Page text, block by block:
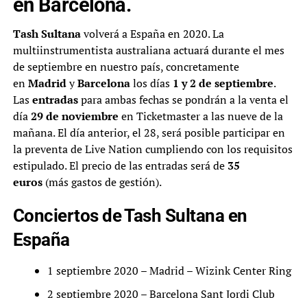
en Barcelona.
Tash Sultanavolverá a España en 2020. La
multiinstrumentista australiana actuará durante el mes
de septiembre en nuestro país, concretamente
enMadridyBarcelonalos días 1 y 2 de septiembre.
Lasentradaspara ambas fechas se pondrán a la venta el
día29 de noviembre en Ticketmaster a las nueve de la
mañana. El día anterior, el 28, será posible participar en
la preventa de Live Nation cumpliendo con los requisitos
estipulado. El precio de las entradas será de 35
euros(más gastos de gestión).
Conciertos de Tash Sultana en
España
1 septiembre 2020 – Madrid – Wizink Center Ring
2 septiembre 2020 – Barcelona Sant Jordi Club